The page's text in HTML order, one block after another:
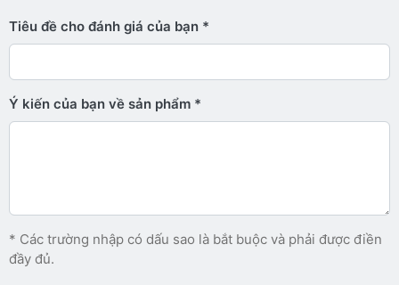
Tiêu đề cho đánh giá của bạn
Ý kiến ​​của bạn về sản phẩm
* Các trường nhập có dấu sao là bắt buộc và phải được điền
đầy đủ.